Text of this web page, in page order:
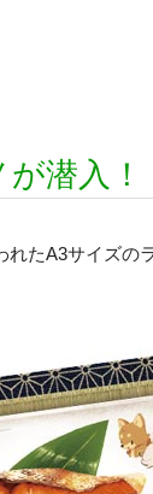
潜入！
れたA3サイズの